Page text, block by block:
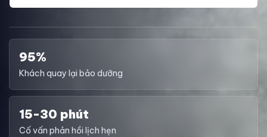
95%
Khách quay lại bảo dưỡng
15-30 phút
Cố vấn phản hồi lịch hẹn